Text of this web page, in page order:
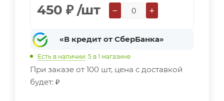
450 ₽ /шт − +
«В кредит от СберБанка»
Есть в наличии: 5 в 1 магазине
При заказе от 100 шт, цена с доставкой
будет: ₽